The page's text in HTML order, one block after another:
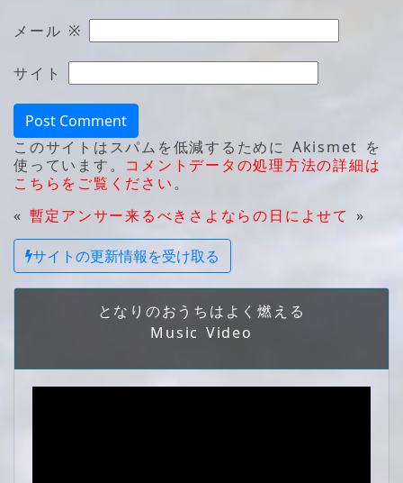
メール ※
サイト
このサイトはスパムを低減するために Akismet を
使っています。 コメントデータの処理方法の詳細は
こちらをご覧ください。
« 暫定アンサー来るべきさよならの日によせて »
サイトの更新情報を受け取る
となりのおうちはよく燃える
Music Video